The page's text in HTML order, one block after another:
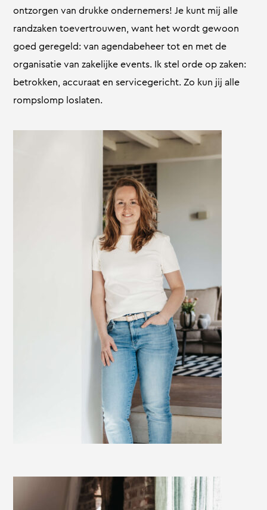
ontzorgen van drukke ondernemers! Je kunt mij alle
randzaken toevertrouwen, want het wordt gewoon
goed geregeld: van agendabeheer tot en met de
organisatie van zakelijke events. Ik stel orde op zaken:
betrokken, accuraat en servicegericht. Zo kun jij alle
rompslomp loslaten.